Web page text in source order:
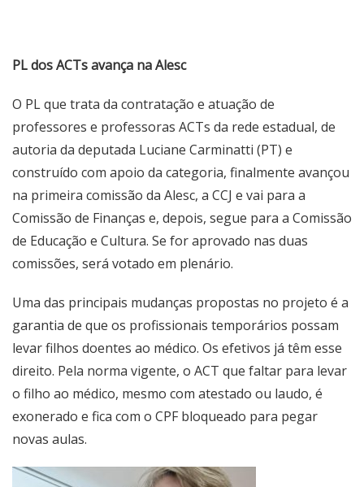
PL dos ACTs avança na Alesc
O PL que trata da contratação e atuação de
professores e professoras ACTs da rede estadual, de
autoria da deputada Luciane Carminatti (PT) e
construído com apoio da categoria, finalmente avançou
na primeira comissão da Alesc, a CCJ e vai para a
Comissão de Finanças e, depois, segue para a Comissão
de Educação e Cultura. Se for aprovado nas duas
comissões, será votado em plenário.
Uma das principais mudanças propostas no projeto é a
garantia de que os profissionais temporários possam
levar filhos doentes ao médico. Os efetivos já têm esse
direito. Pela norma vigente, o ACT que faltar para levar
o filho ao médico, mesmo com atestado ou laudo, é
exonerado e fica com o CPF bloqueado para pegar
novas aulas.